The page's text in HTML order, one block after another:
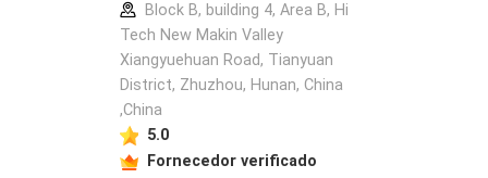
Block B, building 4, Area B, Hi
Tech New Makin Valley
Xiangyuehuan Road, Tianyuan
District, Zhuzhou, Hunan, China
,China
5.0
Fornecedor verificado